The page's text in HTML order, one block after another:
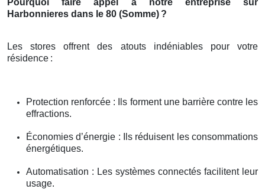
Harbonnieres dans le 80 (Somme) ?
Les stores offrent des atouts indéniables pour votre
résidence :
Protection renforcée : Ils forment une barrière contre les
effractions.
Économies d’énergie : Ils réduisent les consommations
énergétiques.
Automatisation : Les systèmes connectés facilitent leur
usage.